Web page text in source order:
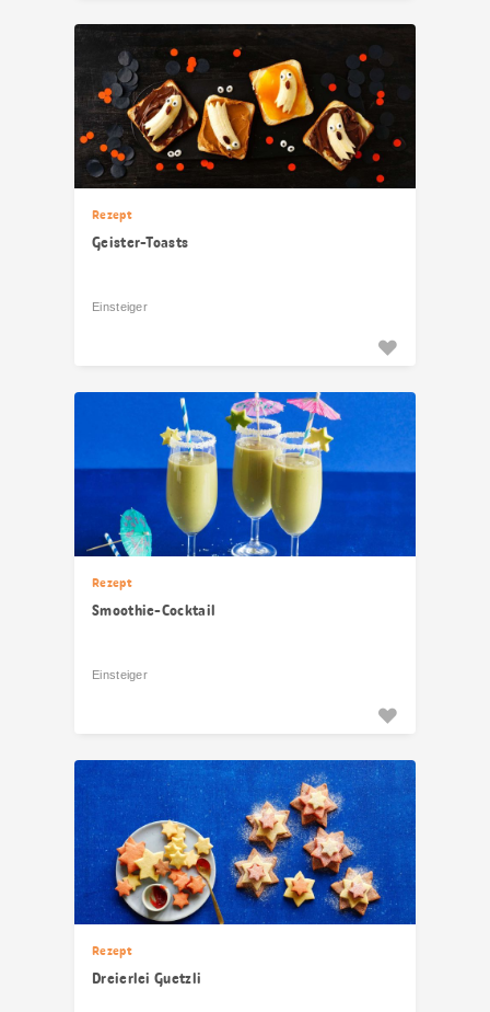
Rezept
Geister-Toasts
Einsteiger
Rezept
Smoothie-Cocktail
Einsteiger
Rezept
Dreierlei Guetzli